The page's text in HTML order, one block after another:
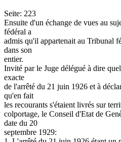
Seite: 223
Ensuite d'un échange de vues au
fédéral a
admis qu'il appartenait au Tribunal
dans son
entier.
Invité par le Juge délégué à dire
exacte
de l'arrêté du 21 juin 1926 et à
qu'en fait
les recourants s'étaient livrés sur
colportage, le Conseil d'Etat de
date du 20
septembre 1929: